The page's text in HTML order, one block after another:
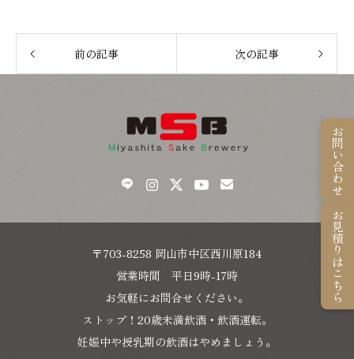
前の記事 次の記事
〒703-8258 岡山市中区西川原184
営業時間 平日9時-17時
お気軽にお問合せください。
ストップ！20歳未満飲酒・飲酒運転。
妊娠中や授乳期の飲酒はやめましょう。
お問い合わせ
お見積りはこちら